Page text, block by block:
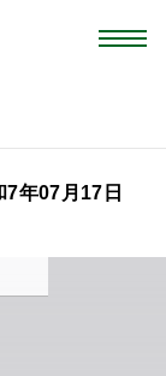
年07月17日